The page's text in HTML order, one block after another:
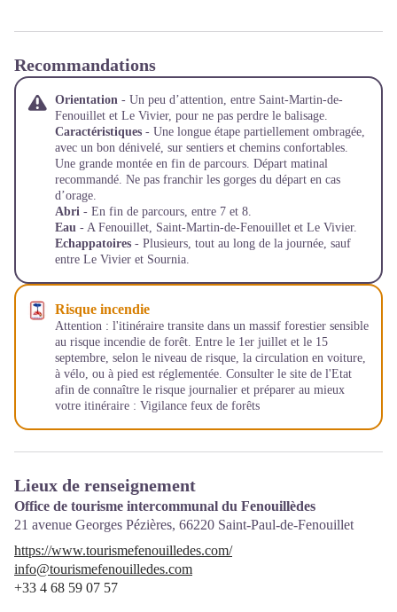
Recommandations
Orientation - Un peu d’attention, entre Saint-Martin-de-
Fenouillet et Le Vivier, pour ne pas perdre le balisage.
Caractéristiques - Une longue étape partiellement ombragée,
avec un bon dénivelé, sur sentiers et chemins confortables.
Une grande montée en fin de parcours. Départ matinal
recommandé. Ne pas franchir les gorges du départ en cas
d’orage.
Abri - En fin de parcours, entre 7 et 8.
Eau - A Fenouillet, Saint-Martin-de-Fenouillet et Le Vivier.
Echappatoires - Plusieurs, tout au long de la journée, sauf
entre Le Vivier et Sournia.
Risque incendie
Attention : l'itinéraire transite dans un massif forestier sensible
au risque incendie de forêt. Entre le 1er juillet et le 15
septembre, selon le niveau de risque, la circulation en voiture,
à vélo, ou à pied est réglementée. Consulter le site de l'Etat
afin de connaître le risque journalier et préparer au mieux
votre itinéraire : Vigilance feux de forêts
Lieux de renseignement
Office de tourisme intercommunal du Fenouillèdes
21 avenue Georges Pézières, 66220 Saint-Paul-de-Fenouillet
https://www.tourismefenouilledes.com/
info@tourismefenouilledes.com
+33 4 68 59 07 57